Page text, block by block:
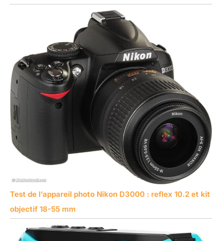
Test de l’appareil photo Nikon D3000 : reflex 10.2 et kit
objectif 18-55 mm